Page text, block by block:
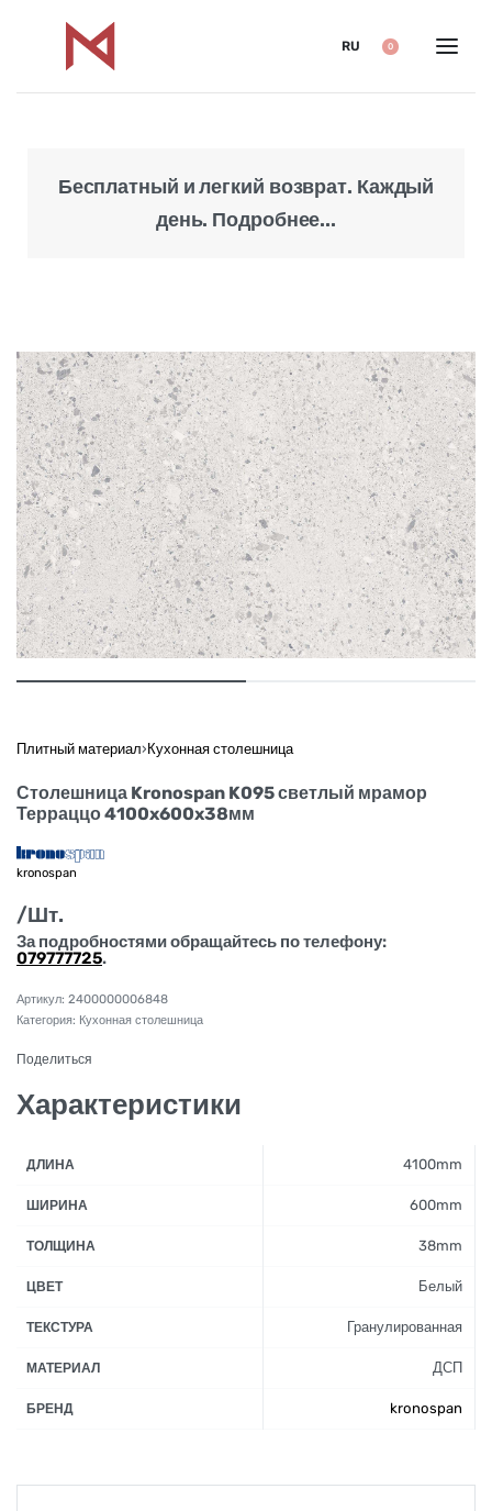
RU 0
Бесплатный и легкий возврат. Каждый
день. Подробнее...
Плитный материал› Кухонная столешница
Столешница Kronospan K095 светлый мрамор
Терраццо 4100x600x38мм
kronospan
/Шт.
За подробностями обращайтесь по телефону:
079777725.
2400000006848
Категория: Кухонная столешница
Поделиться
Характеристики
ДЛИНА 4100mm
ШИРИНА 600mm
ТОЛЩИНА 38mm
ЦВЕТ Белый
ТЕКСТУРА Гранулированная
МАТЕРИАЛ ДСП
БРЕНД kronospan